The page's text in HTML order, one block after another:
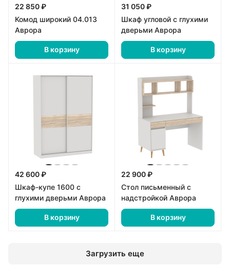
22 850 ₽
Комод широкий 04.013
Аврора
В корзину
31 050 ₽
Шкаф угловой с глухими
дверьми Аврора
В корзину
42 600 ₽
Шкаф-купе 1600 с
глухими дверьми Аврора
В корзину
22 900 ₽
Стол письменный с
надстройкой Аврора
В корзину
Загрузить еще